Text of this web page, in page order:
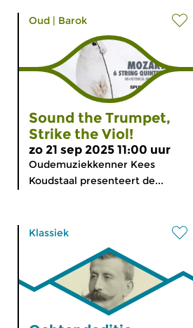
Oud | Barok
Sound the Trumpet,
Strike the Viol!
zo 21 sep 2025 11:00 uur
Oudemuziekkenner Kees
Koudstaal presenteert de...
Klassiek